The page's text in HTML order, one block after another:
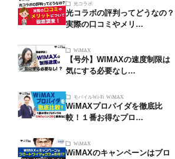
光コラボ
光コラボの評判ってどうなの？
実際の口コミやメリ…
WiMAX
【号外】WIMAXの速度制限は
気にする必要なし…
モバイルWi-Fi WiMAX
WiMAXプロパイダを徹底比
較！１番お得なプロ…
WiMAX
WiMAXのキャンペーンはブロ